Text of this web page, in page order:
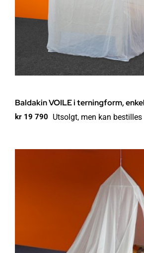
Baldakin VOILE i terningform,
kr 19 790 Utsolgt, men kan bestilles